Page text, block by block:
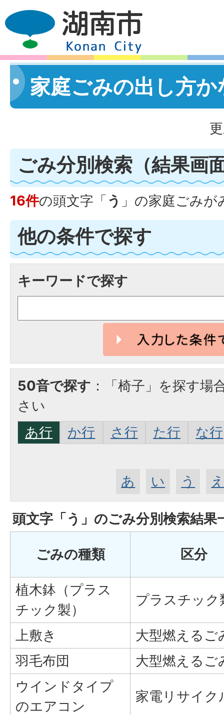
家庭ごみの出し方か
ごみ分別検索 （結果画
16件の頭文字「う 」の家庭ごみが
他の条件で探す
キーワードで探す
50音で探す ：「椅子」を探す場
さい
あ行
か行 さ行 た行 な行
あ い う
頭文字「う 」のごみ分別検索結果
ごみの種類 区分
植木鉢（プラス
チック製）
プラスチック
上敷き
大型燃えるご
羽毛布団
大型燃えるご
ウインドタイプ
のエアコン
家電リサイク